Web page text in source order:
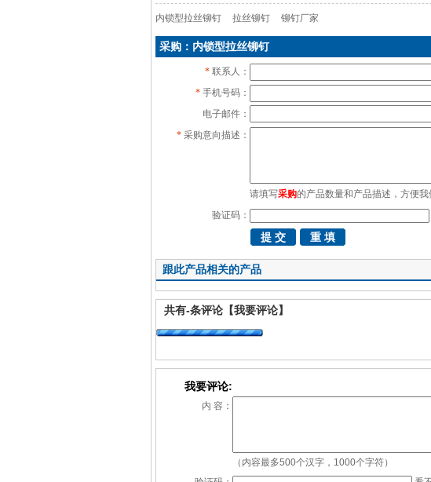
内锁型拉丝铆钉 拉丝铆钉 铆钉厂家
采购：内锁型拉丝铆钉
* 联系人：
* 手机号码：
电子邮件：
* 采购意向描述：
请填写采购的产品数量和产品描述，方便我
验证码：
跟此产品相关的产品
共有-条评论 【我要评论】
我要评论:
内 容：
（内容最多500个汉字，1000个字符）